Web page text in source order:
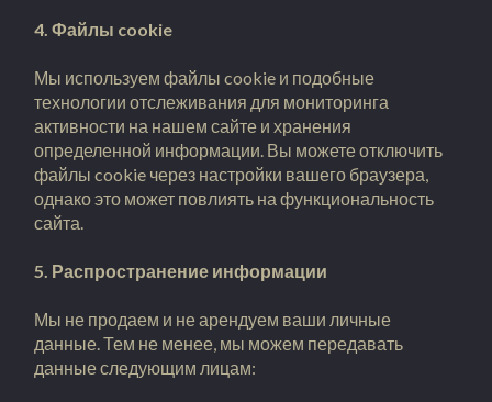
4. Файлы cookie
Мы используем файлы cookie и подобные
технологии отслеживания для мониторинга
активности на нашем сайте и хранения
определенной информации. Вы можете отключить
файлы cookie через настройки вашего браузера,
однако это может повлиять на функциональность
сайта.
5. Распространение информации
Мы не продаем и не арендуем ваши личные
данные. Тем не менее, мы можем передавать
данные следующим лицам: